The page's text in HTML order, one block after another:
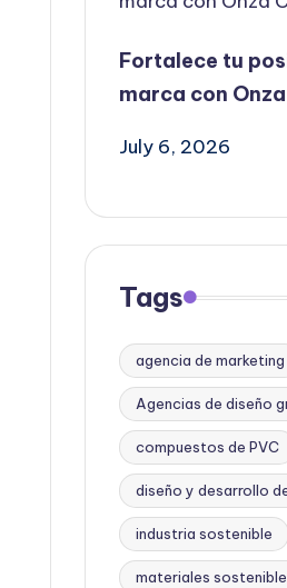
Fortalece tu
marca con Onza
July 6, 2026
Tags
agencia de marketing
Agencias de diseño
compuestos de PVC
diseño y desarrollo
industria sostenible
materiales